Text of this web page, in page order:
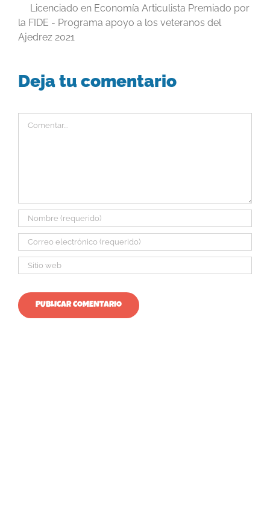
Licenciado en Economía Articulista Premiado por
la FIDE - Programa apoyo a los veteranos del
Ajedrez 2021
Deja tu comentario